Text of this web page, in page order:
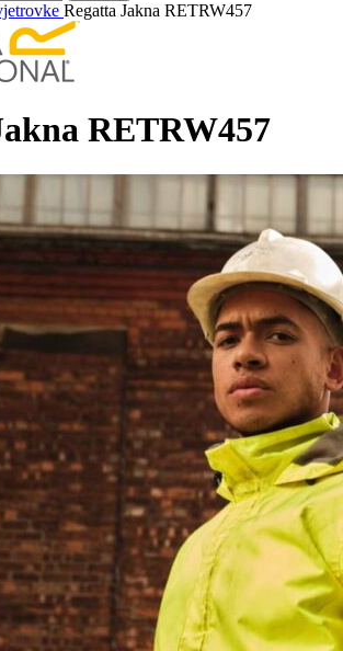
Regatta Jakna RETRW457
RETRW457